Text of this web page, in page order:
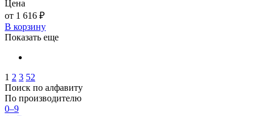
Цена
от 1 616 ₽
В корзину
Показать еще
1 2 3 52
Поиск по алфавиту
По производителю
0–9